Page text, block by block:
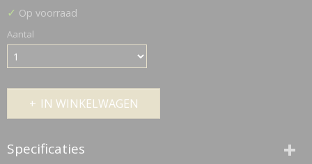
✓ Op voorraad
Aantal
IN WINKELWAGEN
Specificaties